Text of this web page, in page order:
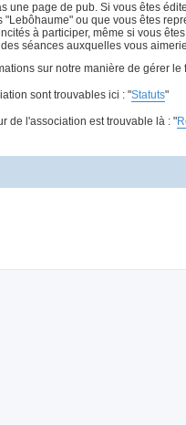
une page de pub. Si vous êtes
"Lebôhaume" ou que vous êtes
à participer, même si vous
séances auxquelles vous
sur notre manière de gérer
sont trouvables ici : "Statuts"
de l'association est trouvable là : "